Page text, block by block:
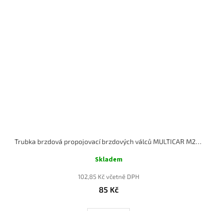
Trubka brzdová propojovací brzdových válců MULTICAR M25 B9-34
Skladem
102,85 Kč včetně DPH
85 Kč